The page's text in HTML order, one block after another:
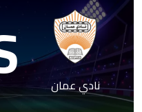
نادي عمان